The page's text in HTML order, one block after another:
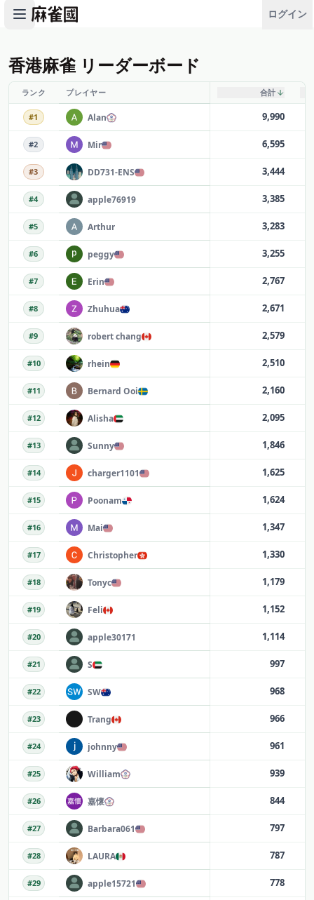
ログイン
香港麻雀 リーダーボード
ランク プレイヤー 合計
#1 Alan 9,990
#2 Mir 6,595
#3 DD731-ENS 3,444
#4 apple76919 3,385
#5 Arthur 3,283
#6 peggy 3,255
#7 Erin 2,767
#8 Zhuhua 2,671
#9 robert chang 2,579
#10 rhein 2,510
#11 Bernard Ooi 2,160
#12 Alisha 2,095
#13 Sunny 1,846
#14 charger1101 1,625
#15 Poonam 1,624
#16 Mai 1,347
#17 Christopher 1,330
#18 Tonyc 1,179
#19 Feli 1,152
#20 apple30171 1,114
#21 S 997
#22 SW 968
#23 Trang 966
#24 johnny 961
#25 William 939
#26 嘉懷 844
#27 Barbara061 797
#28 LAURA 787
#29 apple15721 778